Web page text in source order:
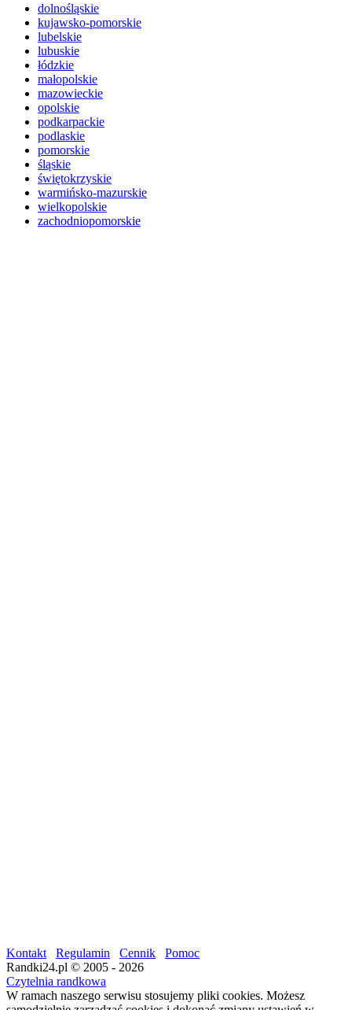
dolnośląskie
kujawsko-pomorskie
lubelskie
lubuskie
łódzkie
małopolskie
mazowieckie
opolskie
podkarpackie
podlaskie
pomorskie
śląskie
świętokrzyskie
warmińsko-mazurskie
wielkopolskie
zachodniopomorskie
Kontakt Regulamin Cennik
Pomoc
Randki24.pl © 2005 - 2026
Czytelnia randkowa
W ramach naszego serwisu stosujemy pliki cookies. Możesz